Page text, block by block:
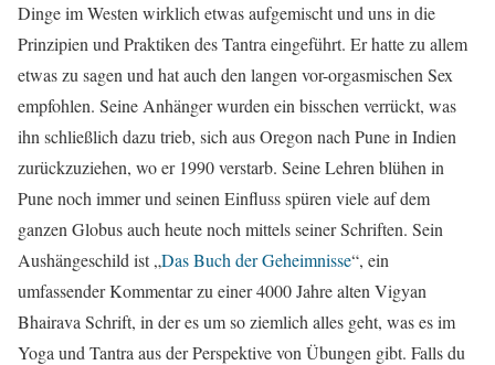
Dinge im Westen wirklich etwas aufgemischt und uns in die
Prinzipien und Praktiken des Tantra eingeführt. Er hatte zu allem
etwas zu sagen und hat auch den langen vor-orgasmischen Sex
empfohlen. Seine Anhänger wurden ein bisschen verrückt, was
ihn schließlich dazu trieb, sich aus Oregon nach Pune in Indien
zurückzuziehen, wo er 1990 verstarb. Seine Lehren blühen in
Pune noch immer und seinen Einfluss spüren viele auf dem
ganzen Globus auch heute noch mittels seiner Schriften. Sein
Aushängeschild ist „Das Buch der Geheimnisse“, ein
umfassender Kommentar zu einer 4000 Jahre alten Vigyan
Bhairava Schrift, in der es um so ziemlich alles geht, was es im
Yoga und Tantra aus der Perspektive von Übungen gibt. Falls du